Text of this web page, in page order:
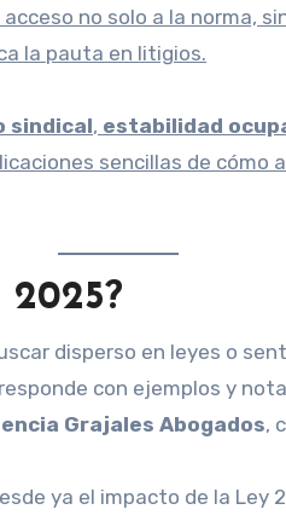
no solo a la norma,
la pauta en litigios.
sindical, estabilidad
sencillas de cómo
disperso en leyes o
con ejemplos y
Grajales Abogados,
ya el impacto de la Ley